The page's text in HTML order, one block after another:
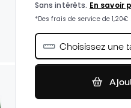
Choisissez une